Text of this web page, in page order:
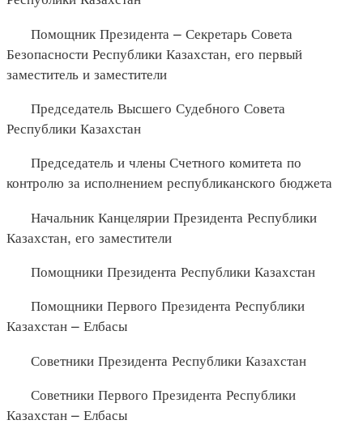
Помощник Президента – Секретарь Совета
Безопасности Республики Казахстан, его первый
заместитель и заместители
Председатель Высшего Судебного Совета
Республики Казахстан
Председатель и члены Счетного комитета по
контролю за исполнением республиканского бюджета
Начальник Канцелярии Президента Республики
Казахстан, его заместители
Помощники Президента Республики Казахстан
Помощники Первого Президента Республики
Казахстан – Елбасы
Советники Президента Республики Казахстан
Советники Первого Президента Республики
Казахстан – Елбасы